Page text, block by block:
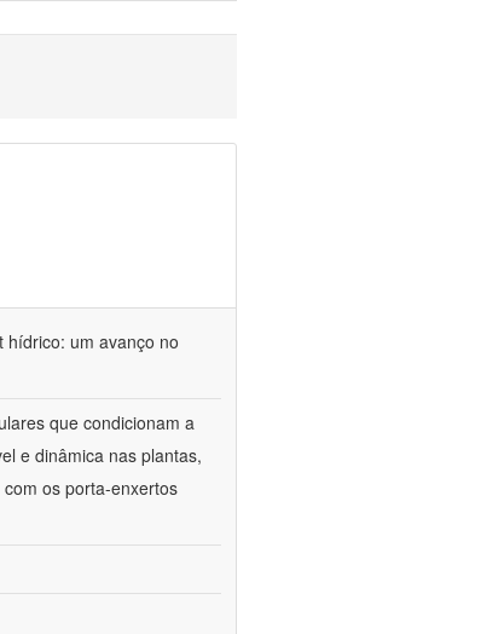
hídrico: um avanço no
que condicionam a
e dinâmica nas plantas,
os porta-enxertos